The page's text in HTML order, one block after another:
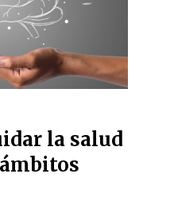
la salud